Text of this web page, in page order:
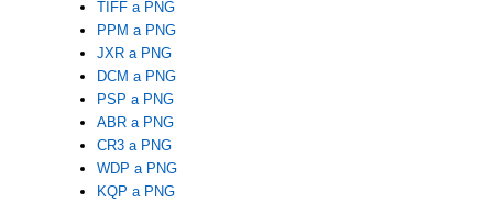
TIFF a PNG
PPM a PNG
JXR a PNG
DCM a PNG
PSP a PNG
ABR a PNG
CR3 a PNG
WDP a PNG
KQP a PNG